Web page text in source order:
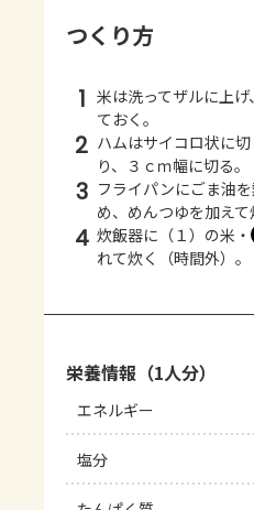
つくり方
1 米は洗ってザルに上げ
ておく。
2 ハムはサイコロ状に
り、３ｃｍ幅に切る。
3 フライパンにごま油
め、めんつゆを加えて
4 炊飯器に（１）の米・
れて炊く（時間外）。
栄養情報（1人分）
エネルギー
塩分